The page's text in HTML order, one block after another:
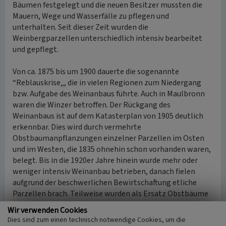
Bäumen festgelegt und die neuen Besitzer mussten die
Mauern, Wege und Wasserfälle zu pflegen und
unterhalten. Seit dieser Zeit wurden die
Weinbergparzellen unterschiedlich intensiv bearbeitet
und gepflegt.
Von ca. 1875 bis um 1900 dauerte die sogenannte
“Reblauskrise„, die in vielen Regionen zum Niedergang
bzw. Aufgabe des Weinanbaus führte. Auch in Maulbronn
waren die Winzer betroffen. Der Rückgang des
Weinanbaus ist auf dem Katasterplan von 1905 deutlich
erkennbar. Dies wird durch vermehrte
Obstbaumanpflanzungen einzelner Parzellen im Osten
und im Westen, die 1835 ohnehin schon vorhanden waren,
belegt. Bis in die 1920er Jahre hinein wurde mehr oder
weniger intensiv Weinanbau betrieben, danach fielen
aufgrund der beschwerlichen Bewirtschaftung etliche
Parzellen brach. Teilweise wurden als Ersatz Obstbäume
gepflanzt. Ab den 1930er Jahren entwickelte sich das
Erscheinungsbild des Klosterberges vor der Sanierung und
Wir verwenden Cookies
Dies sind zum einen technisch notwendige Cookies, um die